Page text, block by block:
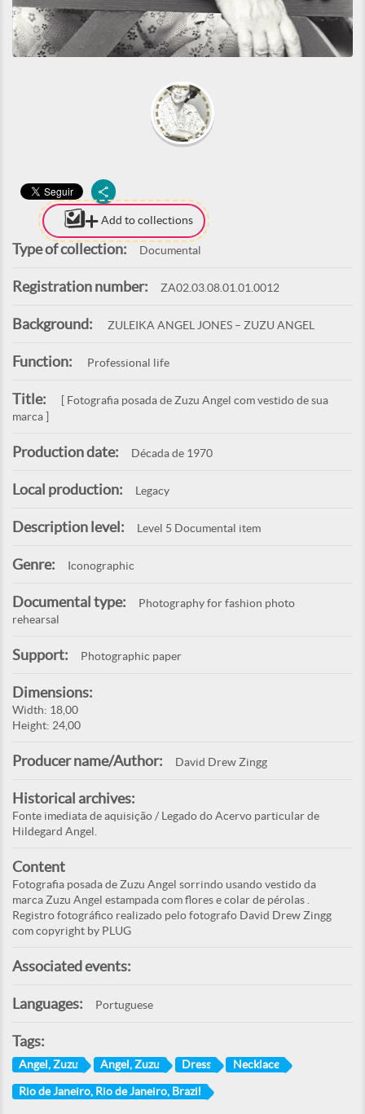
Add to collections
Type of collection: Documental
Registration number: ZA02.03.08.01.01.0012
Background: ZULEIKA ANGEL JONES – ZUZU ANGEL
Function: Professional life
Title:
[ Fotografia posada de Zuzu Angel com vestido de sua
marca ]
Production date: Década de 1970
Local production: Legacy
Description level: Level 5 Documental item
Genre: Iconographic
Documental type:
Photography for fashion photo
rehearsal
Support: Photographic paper
Dimensions:
Width: 18,00
Height: 24,00
Producer name/Author: David Drew Zingg
Historical archives:
Fonte imediata de aquisição / Legado do Acervo particular de
Hildegard Angel.
Content
Fotografia posada de Zuzu Angel sorrindo usando vestido da
marca Zuzu Angel estampada com flores e colar de pérolas .
Registro fotográfico realizado pelo fotografo David Drew Zingg
com copyright by PLUG
Associated events:
Languages: Portuguese
Tags:
Angel, Zuzu Angel, Zuzu Dress Necklace
Rio de Janeiro, Rio de Janeiro, Brazil